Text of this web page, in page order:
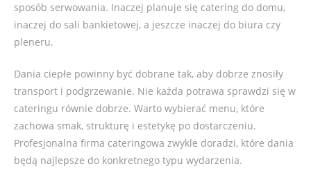
sposób serwowania. Inaczej planuje się catering do domu,
inaczej do sali bankietowej, a jeszcze inaczej do biura czy
pleneru.
Dania ciepłe powinny być dobrane tak, aby dobrze znosiły
transport i podgrzewanie. Nie każda potrawa sprawdzi się w
cateringu równie dobrze. Warto wybierać menu, które
zachowa smak, strukturę i estetykę po dostarczeniu.
Profesjonalna firma cateringowa zwykle doradzi, które dania
będą najlepsze do konkretnego typu wydarzenia.